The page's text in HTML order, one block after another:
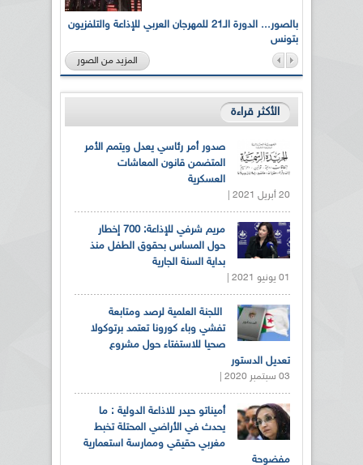
بالصور... الدورة الـ21 للمهرجان العربي للإذاعة والتلفزيون
بتونس
المزيد من الصور
الأكثر قراءة
صدور أمر رئاسي يعدل ويتمم الأمر
المتضمن قانون المعاشات
العسكرية
20 أبريل 2021 |
مريم شرفي للإذاعة: 700 إخطار
حول المساس بحقوق الطفل منذ
بداية السنة الجارية
01 يونيو 2021 |
اللجنة العلمية لرصد ومتابعة
تفشي وباء كورونا تعتمد برتوكولا
صحيا للاستفتاء حول مشروع
تعديل الدستور
03 سبتمبر 2020 |
أميناتو حيدر للاذاعة الدولية : ما
يحدث في الأراضي المحتلة تخبط
مغربي حقيقي وممارسة استعمارية
مفضوحة